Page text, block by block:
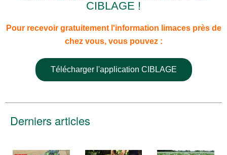
CIBLAGE !
Pour recevoir gratuitement l'information limaces près de
chez vous, vous pouvez :
Télécharger l'application CIBLAGE
Derniers articles